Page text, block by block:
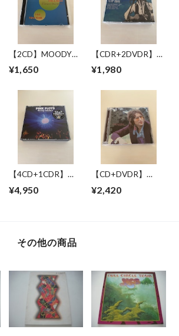
【2CD】MOODY
BLUES WITH
SYMPHONY
JUNE 1993
¥1,650
【CDR+2DVDR】
JACKSON BROWNE
/ GREAT
¥1,980
【4CD+1CDR】
RAVING LUNATICS
¥4,950
【CD+DVDR】
COLLECTION
¥2,420
その他の商品